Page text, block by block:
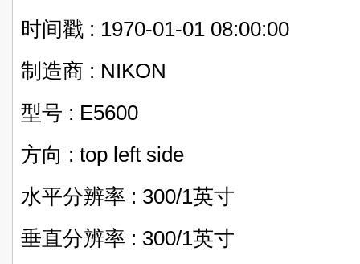
时间戳 : 1970-01-01 08:00:00
制造商 : NIKON
型号 : E5600
方向 : top left side
水平分辨率 : 300/1英寸
垂直分辨率 : 300/1英寸